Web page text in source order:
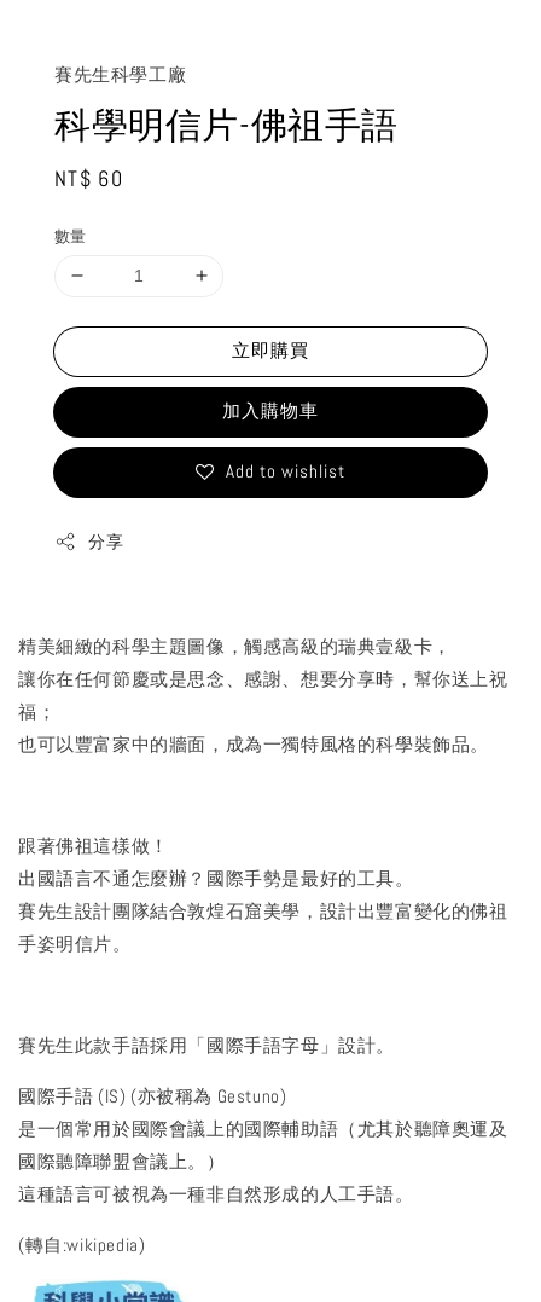
賽先生科學工廠
科學明信片-佛祖手語
Regular
NT$ 60
數量
立即購買
加入購物車
Add to wishlist
分享
精美細緻的科學主題圖像，觸感高級的瑞典壹級卡，
讓你在任何節慶或是思念、感謝、想要分享時，幫你送上祝
福；
也可以豐富家中的牆面，成為一獨特風格的科學裝飾品。
跟著佛祖這樣做！
出國語言不通怎麼辦？國際手勢是最好的工具。
賽先生設計團隊結合敦煌石窟美學，設計出豐富變化的佛祖
手姿明信片。
賽先生此款手語採用「國際手語字母」設計。
國際手語 (IS) (亦被稱為 Gestuno)
是一個常用於國際會議上的國際輔助語（尤其於聽障奧運及
國際聽障聯盟會議上。）
這種語言可被視為一種非自然形成的人工手語。
(轉自:wikipedia)